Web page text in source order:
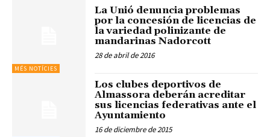
MÉS NOTÍCIES
La Unió denuncia problemas
por la concesión de licencias de
la variedad polinizante de
mandarinas Nadorcott
28 de abril de 2016
Los clubes deportivos de
Almassora deberán acreditar
sus licencias federativas ante el
Ayuntamiento
16 de diciembre de 2015